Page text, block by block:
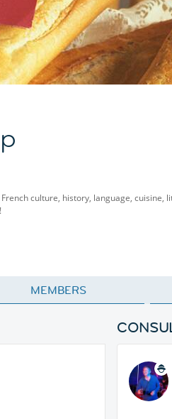
culture, history, language, cuisine,
MEMBERS